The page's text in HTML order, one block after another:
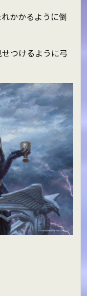
かかるように倒
つけるように弓